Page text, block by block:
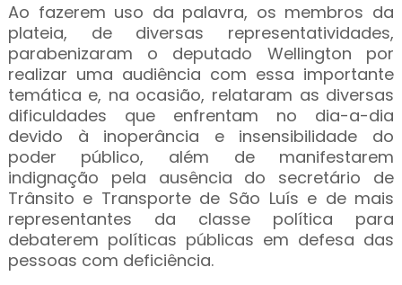
Ao fazerem uso da palavra, os membros da
plateia, de diversas representatividades,
parabenizaram o deputado Wellington por
realizar uma audiência com essa importante
temática e, na ocasião, relataram as diversas
dificuldades que enfrentam no dia-a-dia
devido à inoperância e insensibilidade do
poder público, além de manifestarem
indignação pela ausência do secretário de
Trânsito e Transporte de São Luís e de mais
representantes da classe política para
debaterem políticas públicas em defesa das
pessoas com deficiência.